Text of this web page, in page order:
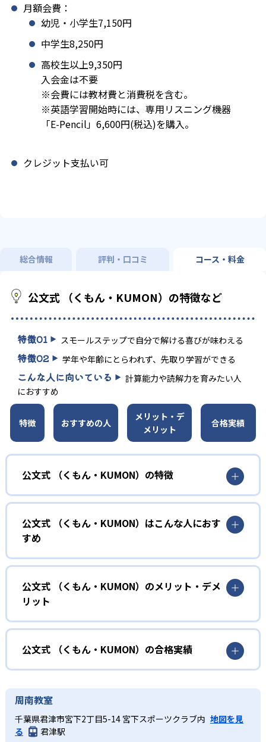
月額会費：
幼児・小学生7,150円
中学生8,250円
高校生以上9,350円
入会金は不要
※会費には教材費と消費税を含む。
※英語学習開始時には、専用リスニング機器
「E-Pencil」6,600円(税込)を購入。
クレジット支払い可
総合情報 評判・口コミ コース・料金
公文式 （くもん・KUMON）の特徴など
特徴01 スモールステップで自分で解ける喜びが味わえる
特徴02 学年や年齢にとらわれず、先取り学習ができる
こんな人に向いている
計算能力や読解力を育みたい人
におすすめ
特徴 おすすめの人
メリット・デ
メリット
合格実績
公文式 （くもん・KUMON）の特徴
01
無学年式の学力別学習
KUMONでは、年齢や学年にとらわれずに、一人ひとりの学
力に応じたレベルから学習を始めている。
確実に100点が取れるレベルから少しずつ難易度を上げてい
しさを経験できる。
ルステップで進んでいけるよう工夫されている。このスタ
イルは子どもの学習意欲をかき立てるため、教えてもらう
という受け身の姿勢ではなく、自ら進んで学ぶ姿勢を身に
つけられるだろう。
また、自学学習スタイルで学ぶ子どもたちは、自らの学習
課題に気がつくようになる。学年を超えた範囲も学習でき
るため、早い時期から高校教材に進む生徒もいる。
公文式 （くもん・KUMON）はこんな人におす
すめ
幼児
小学校に入る準備をしたい幼児向け
KUMONでは細かいステップに分かれた教材で、わかる楽し
さを経験しながら無理なく力を高めていける。
性格や学習への取り組み姿勢に合わせて内容も調整するた
め、小学校に入ってもつまずきにくい学力を身につけられ
るだろう。
中学に向けて苦手教科を克服したい子ども向け
KUMONでは経験豊富な先生が、子どものやる気を引き出せ
るよう適切なヒントを与えたり、声かけをしたりしてい
公文式 （くもん・KUMON）のメリット・デメ
リット
どんなメリットがある？
KUMONでは自学自習スタイルで勉強するため、集中力や目
標に向かって頑張りやり抜く力を育むことができる。ま
た、年齢や学年にとらわれずに自分の学力に相応したレベ
ルから学習できるため、難しすぎてやる気を損ねたり、簡
単すぎて退屈することもない。
どんなデメリットがある？
公文式 （くもん・KUMON）の合格実績
KUMONは、公式サイトでは合格実績は公開していない。志
わせたい。
周南教室
千葉県君津市宮下2丁目5-14 宮下スポーツクラブ内 地図を見
る
君津駅